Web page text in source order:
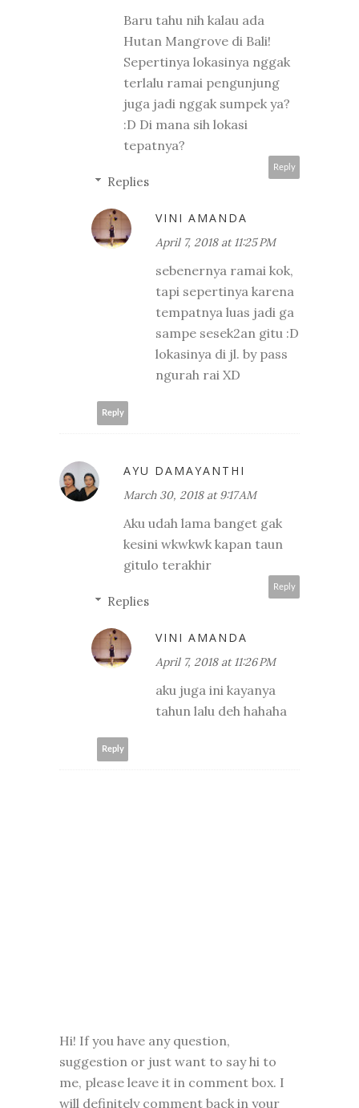
Baru tahu nih kalau ada
Hutan Mangrove di Bali!
Sepertinya lokasinya nggak
terlalu ramai pengunjung
juga jadi nggak sumpek ya?
:D Di mana sih lokasi
tepatnya?
Reply
Replies
VINI AMANDA
April 7, 2018 at 11:25 PM
sebenernya ramai kok,
tapi sepertinya karena
tempatnya luas jadi ga
sampe sesek2an gitu :D
lokasinya di jl. by pass
ngurah rai XD
Reply
AYU DAMAYANTHI
March 30, 2018 at 9:17 AM
Aku udah lama banget gak
kesini wkwkwk kapan taun
gitulo terakhir
Reply
Replies
VINI AMANDA
April 7, 2018 at 11:26 PM
aku juga ini kayanya
tahun lalu deh hahaha
Reply
Hi! If you have any question,
suggestion or just want to say hi to
me, please leave it in comment box. I
will definitely comment back in your